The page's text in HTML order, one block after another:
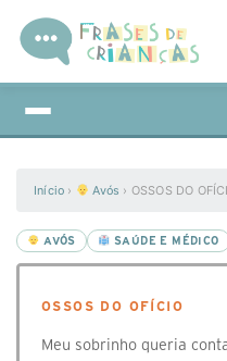
Início › Avós › OSSOS DO
AVÓS SAÚDE E MÉDICO
OSSOS DO OFÍCIO
Meu sobrinho queria